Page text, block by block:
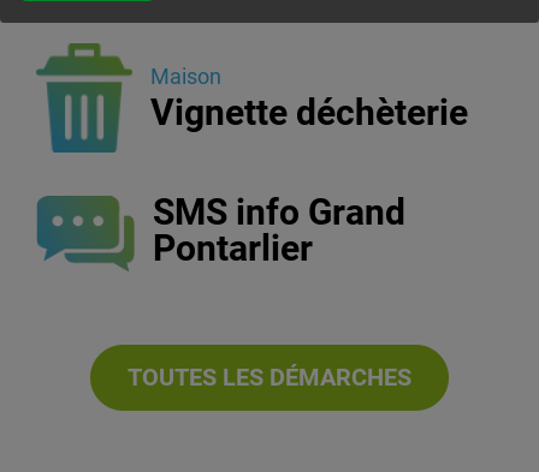
Maison
Vignette déchèterie
Voir la démarche en ligne
SMS info Grand
Pontarlier
Voir la démarche en ligne
TOUTES LES DÉMARCHES